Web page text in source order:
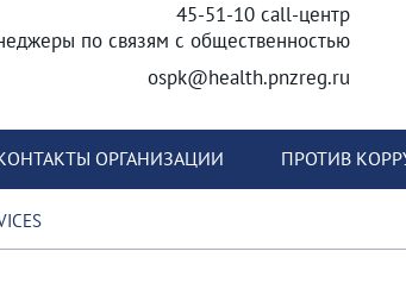
45-51-10 call-центр
по связям с общественностью
ospk@health.pnzreg.ru
ОРГАНИЗАЦИИ ПРОТИВ